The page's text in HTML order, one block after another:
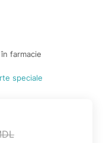
farmacie
speciale